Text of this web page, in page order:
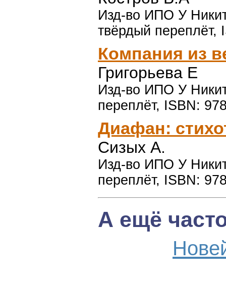
Изд-во ИПО У
твёрдый переплёт,
Компания из
Григорьева Е
Изд-во ИПО У
переплёт, ISBN:
Диафан:
Сизых А.
Изд-во ИПО У
переплёт, ISBN:
А ещё